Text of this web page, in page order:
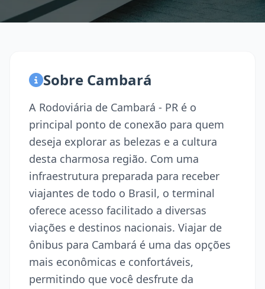
Sobre Cambará
A Rodoviária de Cambará - PR é o
principal ponto de conexão para quem
deseja explorar as belezas e a cultura
desta charmosa região. Com uma
infraestrutura preparada para receber
viajantes de todo o Brasil, o terminal
oferece acesso facilitado a diversas
viações e destinos nacionais. Viajar de
ônibus para Cambará é uma das opções
mais econômicas e confortáveis,
permitindo que você desfrute da